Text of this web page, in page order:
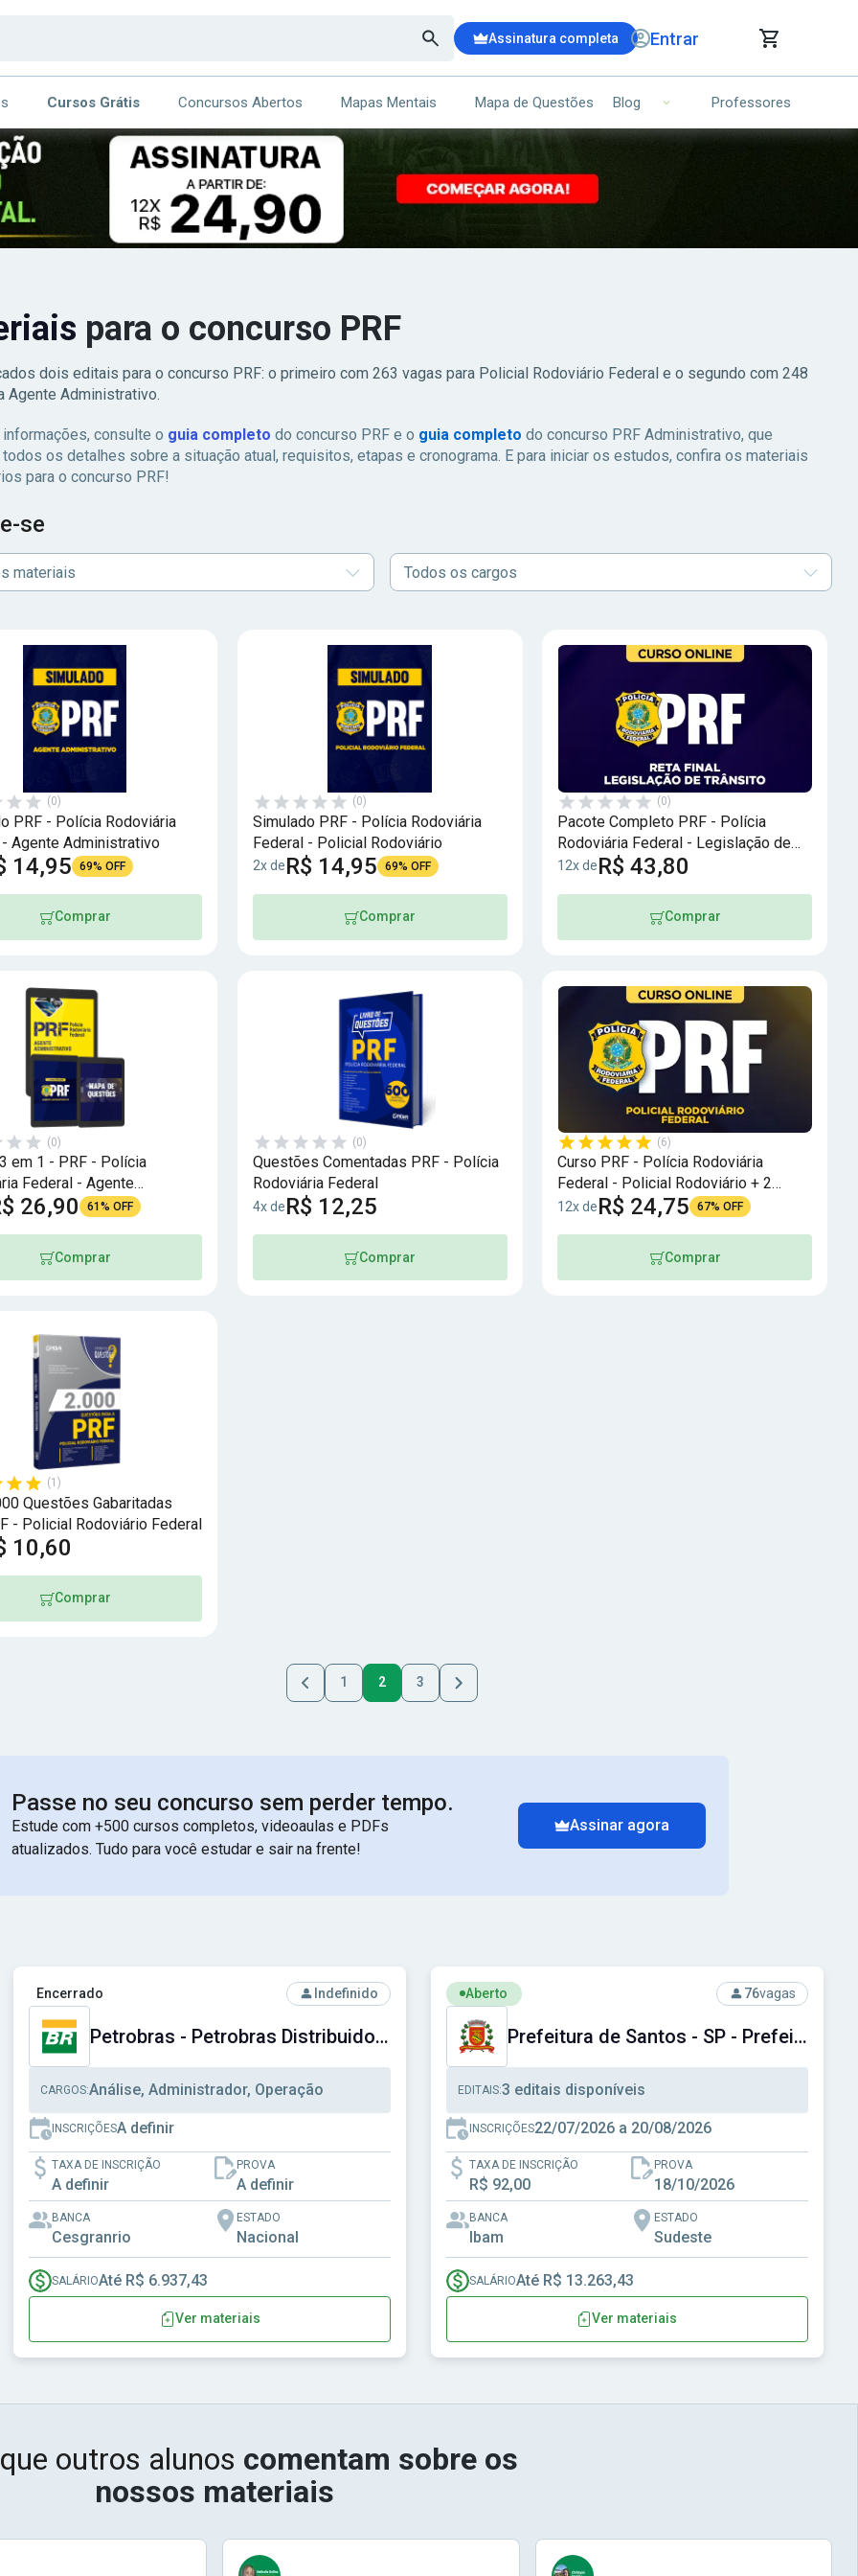
Assinatura completa Entrar
CARRINHO DE COMPRAS
ITENS (00)
Seu carrinho ainda está vazio.
Cursos Grátis Concursos Abertos Mapas Mentais Mapa de Questões Blog Professores
para o concurso PRF
dois editais para o concurso PRF: o primeiro com 263 vagas para Policial Rodoviário Federal e o segundo com 248
Agente Administrativo.
informações, consulte o guia completo do concurso PRF e o guia completo do concurso PRF Administrativo, que
os detalhes sobre a situação atual, requisitos, etapas e cronograma. E para iniciar os estudos, confira os materiais
para o concurso PRF!
se
materiais Todos os cargos
(0)
PRF - Polícia Rodoviária
Agente Administrativo
14,95 69% OFF
Comprar
(0)
Simulado PRF - Polícia Rodoviária
Federal - Policial Rodoviário
2x deR$ 14,95 69% OFF
Comprar
(0)
Pacote Completo PRF - Polícia
Rodoviária Federal - Legislação de
Trânsito
12x deR$ 43,80
Comprar
(0)
em 1 - PRF - Polícia
Federal - Agente
26,90 61% OFF
Comprar
(0)
Questões Comentadas PRF - Polícia
Rodoviária Federal
4x deR$ 12,25
Comprar
(6)
Curso PRF - Polícia Rodoviária
Federal - Policial Rodoviário + 2
Simulados Bônus!
12x deR$ 24,75 67% OFF
Comprar
(1)
Questões Gabaritadas
- Policial Rodoviário Federal
10,60
Comprar
1 2 3
Passe no seu concurso sem perder tempo.
Estude com +500 cursos completos, videoaulas e PDFs
atualizados. Tudo para você estudar e sair na frente!
Assinar agora
Ver concurso: Petrobras - Petrobras Distribuidora S.A.
Encerrado Indefinido
Petrobras - Petrobras Distribuidora S.A.
CARGOS:Análise, Administrador, Operação
INSCRIÇÕESA definir
TAXA DE INSCRIÇÃO
A definir
PROVA
A definir
BANCA
Cesgranrio
ESTADO
Nacional
SALÁRIOAté R$ 6.937,43
Ver materiais
Ver concurso: Prefeitura de Santos - SP - Prefeitura
Aberto 76vagas
Prefeitura de Santos - SP - Prefeitura Municipal de Santos - SP
EDITAIS:3 editais disponíveis
INSCRIÇÕES22/07/2026 a 20/08/2026
TAXA DE INSCRIÇÃO
R$ 92,00
PROVA
18/10/2026
BANCA
Ibam
ESTADO
Sudeste
SALÁRIOAté R$ 13.263,43
Ver materiais
outros alunos comentam sobre os
nossos materiais